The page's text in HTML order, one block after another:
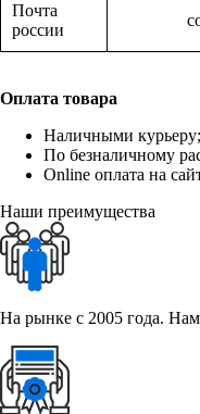
Почта
россии
Оплата товара
Наличными курьеру;
По безналичному
Online оплата на
Наши преимущества
На рынке с 2005 года.